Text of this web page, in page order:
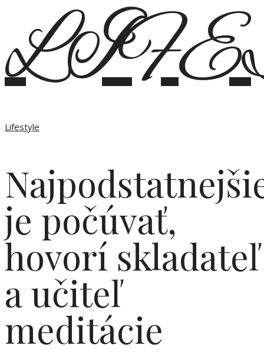
Lifestyle
je počúvať,
hovorí skladateľ
a učiteľ
meditácie